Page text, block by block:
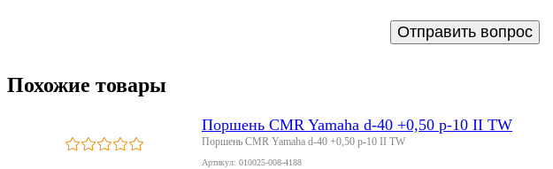
Похожие товары
Поршень CMR Yamaha d-40 +0,50 p-10 II TW
Поршень CMR Yamaha d-40 +0,50 p-10 II TW
Артикул: 010025-008-4188